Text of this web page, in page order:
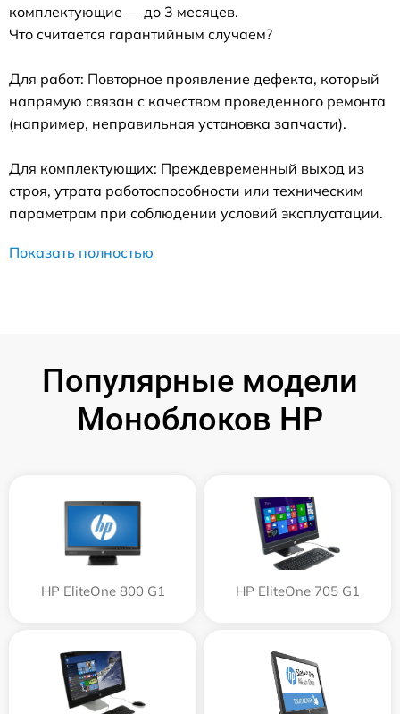
комплектующие — до 3 месяцев.
Что считается гарантийным случаем?
Для работ: Повторное проявление дефекта, который
напрямую связан с качеством проведенного ремонта
(например, неправильная установка запчасти).
Для комплектующих: Преждевременный выход из
строя, утрата работоспособности или техническим
параметрам при соблюдении условий эксплуатации.
Показать полностью
Популярные модели
Моноблоков HP
HP EliteOne 800 G1 HP EliteOne 705 G1